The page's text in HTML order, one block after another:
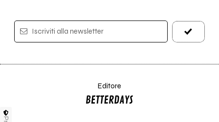
Iscriviti alla newsletter
Editore